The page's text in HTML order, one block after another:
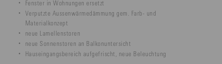
Fenster in Wohnungen ersetzt
Verputzte Aussenwärmedämmung gem. Farb- und
Materialkonzept
neue Lamellenstoren
neue Sonnenstoren an Balkonuntersicht
Hauseingangsbereich aufgefrischt, neue Beleuchtung